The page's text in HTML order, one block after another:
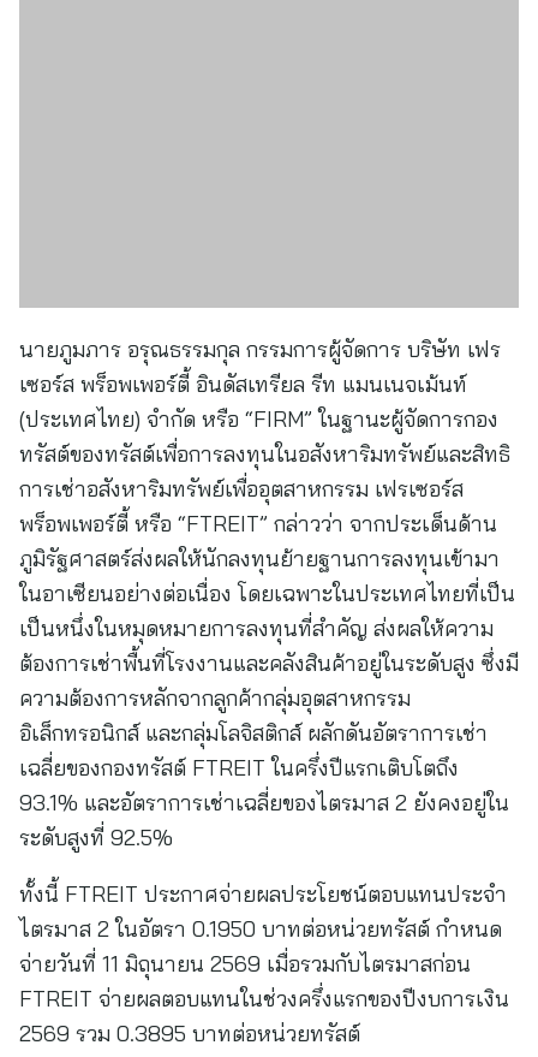
นายภูมภาร อรุณธรรมกุล กรรมการผู้จัดการ บริษัท เฟร
เซอร์ส พร็อพเพอร์ตี้ อินดัสเทรียล รีท แมนเนจเม้นท์
(ประเทศไทย) จำกัด หรือ “FIRM” ในฐานะผู้จัดการกอง
ทรัสต์ของทรัสต์เพื่อการลงทุนในอสังหาริมทรัพย์และสิทธิ
การเช่าอสังหาริมทรัพย์เพื่ออุตสาหกรรม เฟรเซอร์ส
พร็อพเพอร์ตี้ หรือ “FTREIT” กล่าวว่า จากประเด็นด้าน
ภูมิรัฐศาสตร์ส่งผลให้นักลงทุนย้ายฐานการลงทุนเข้ามา
ในอาเซียนอย่างต่อเนื่อง โดยเฉพาะในประเทศไทยที่เป็น
เป็นหนึ่งในหมุดหมายการลงทุนที่สำคัญ ส่งผลให้ความ
ต้องการเช่าพื้นที่โรงงานและคลังสินค้าอยู่ในระดับสูง ซึ่งมี
ความต้องการหลักจากลูกค้ากลุ่มอุตสาหกรรม
อิเล็กทรอนิกส์ และกลุ่มโลจิสติกส์ ผลักดันอัตราการเช่า
เฉลี่ยของกองทรัสต์ FTREIT ในครึ่งปีแรกเติบโตถึง
93.1% และอัตราการเช่าเฉลี่ยของไตรมาส 2 ยังคงอยู่ใน
ระดับสูงที่ 92.5%
ทั้งนี้ FTREIT ประกาศจ่ายผลประโยชน์ตอบแทนประจำ
ไตรมาส 2 ในอัตรา 0.1950 บาทต่อหน่วยทรัสต์ กำหนด
จ่ายวันที่ 11 มิถุนายน 2569 เมื่อรวมกับไตรมาสก่อน
FTREIT จ่ายผลตอบแทนในช่วงครึ่งแรกของปีงบการเงิน
2569 รวม 0.3895 บาทต่อหน่วยทรัสต์